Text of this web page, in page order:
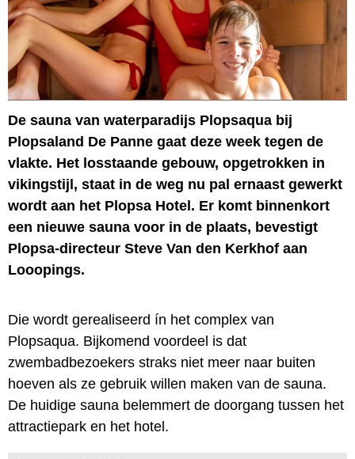
De sauna van waterparadijs Plopsaqua bij
Plopsaland De Panne gaat deze week tegen de
vlakte. Het losstaande gebouw, opgetrokken in
vikingstijl, staat in de weg nu pal ernaast gewerkt
wordt aan het Plopsa Hotel. Er komt binnenkort
een nieuwe sauna voor in de plaats, bevestigt
Plopsa-directeur Steve Van den Kerkhof aan
Looopings.
Die wordt gerealiseerd ín het complex van
Plopsaqua. Bijkomend voordeel is dat
zwembadbezoekers straks niet meer naar buiten
hoeven als ze gebruik willen maken van de sauna.
De huidige sauna belemmert de doorgang tussen het
attractiepark en het hotel.